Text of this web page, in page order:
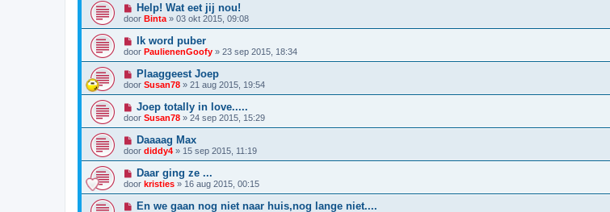
Help! Wat eet jij nou!
door Binta » 03 okt 2015, 09:08
Ik word puber
door PaulienenGoofy » 23 sep 2015, 18:34
Plaaggeest Joep
door Susan78 » 21 aug 2015, 19:54
Joep totally in love.....
door Susan78 » 24 sep 2015, 15:29
Daaaag Max
door diddy4 » 15 sep 2015, 11:19
Daar ging ze ...
door kristies » 16 aug 2015, 00:15
En we gaan nog niet naar huis,nog lange niet....